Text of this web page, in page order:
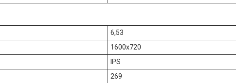
6,53
1600x720
IPS
269